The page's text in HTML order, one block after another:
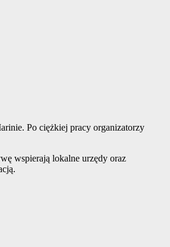
Po ciężkiej pracy organizatorzy
wspierają lokalne urzędy oraz